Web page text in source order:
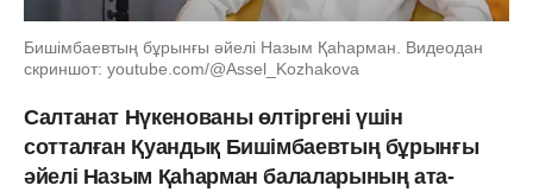
Бишімбаевтың бұрынғы әйелі Назым Қаһарман. Видеодан
скриншот: youtube.com/@Assel_Kozhakova
Салтанат Нүкенованы өлтіргені үшін
сотталған Қуандық Бишімбаевтың бұрынғы
әйелі Назым Қаһарман балаларының ата-